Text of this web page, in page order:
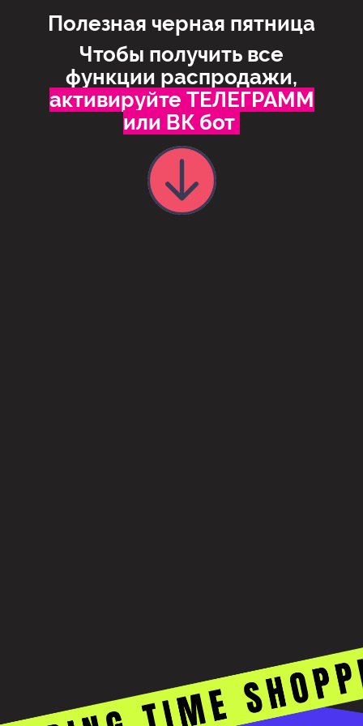
Полезная черная пятница
Чтобы получить все
функции распродажи,
активируйте ТЕЛЕГРАММ
или ВК бот